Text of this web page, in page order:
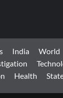
India World
Health